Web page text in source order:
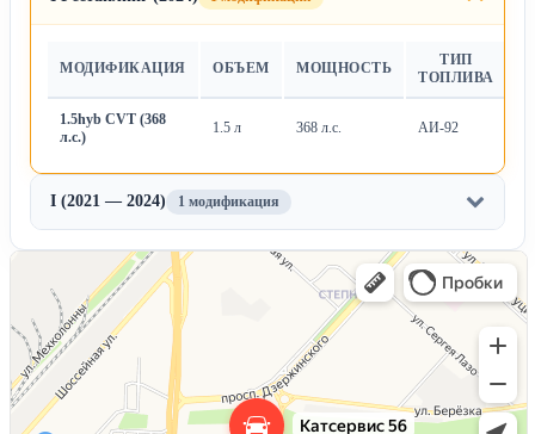
МОДИФИКАЦИЯ ОБЪЕМ МОЩНОСТЬ
ТИП
ТОПЛИВА
1.5hyb CVT (368
л.с.)
1.5 л 368 л.с. АИ-92
I (2021 — 2024) 1 модификация